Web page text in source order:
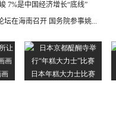
7%是中国经济增长“底线”
坛在海南召开 国务院参事姚...